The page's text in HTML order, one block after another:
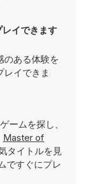
イできます
のある体験を
イできま
ームを探し、
Master of
タイトルを見
ですぐにプレ